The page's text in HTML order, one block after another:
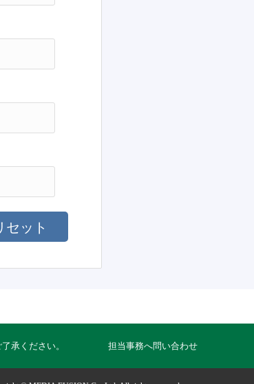
セット
承ください。 担当事務へ問い合わせ